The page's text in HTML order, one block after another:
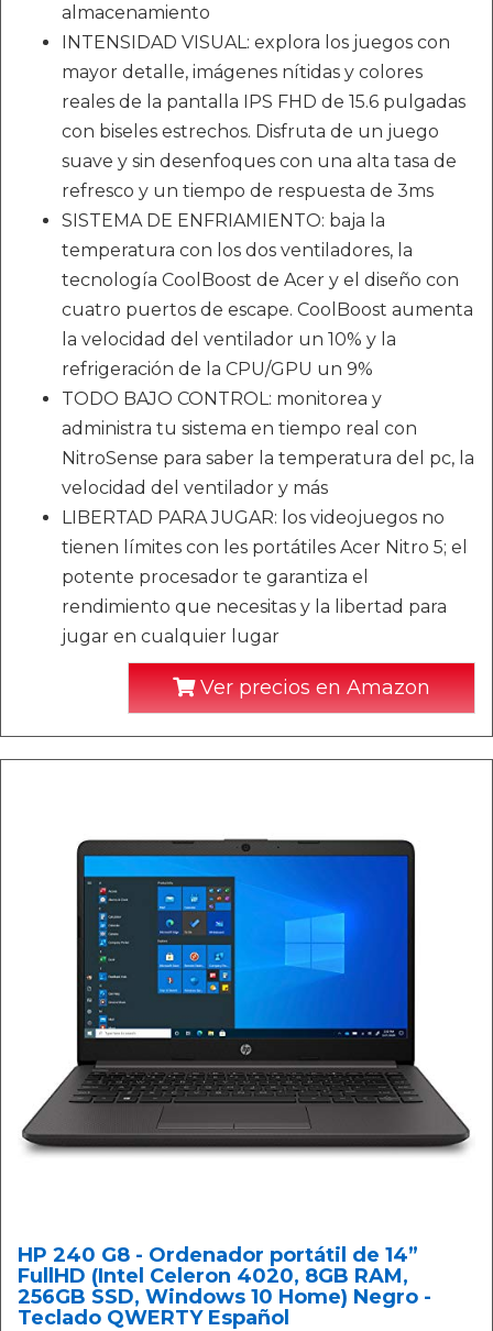
almacenamiento
INTENSIDAD VISUAL: explora los juegos con
mayor detalle, imágenes nítidas y colores
reales de la pantalla IPS FHD de 15.6 pulgadas
con biseles estrechos. Disfruta de un juego
suave y sin desenfoques con una alta tasa de
refresco y un tiempo de respuesta de 3ms
SISTEMA DE ENFRIAMIENTO: baja la
temperatura con los dos ventiladores, la
tecnología CoolBoost de Acer y el diseño con
cuatro puertos de escape. CoolBoost aumenta
la velocidad del ventilador un 10% y la
refrigeración de la CPU/GPU un 9%
TODO BAJO CONTROL: monitorea y
administra tu sistema en tiempo real con
NitroSense para saber la temperatura del pc, la
velocidad del ventilador y más
LIBERTAD PARA JUGAR: los videojuegos no
tienen límites con les portátiles Acer Nitro 5; el
potente procesador te garantiza el
rendimiento que necesitas y la libertad para
jugar en cualquier lugar
Ver precios en Amazon
HP 240 G8 - Ordenador portátil de 14”
FullHD (Intel Celeron 4020, 8GB RAM,
256GB SSD, Windows 10 Home) Negro -
Teclado QWERTY Español